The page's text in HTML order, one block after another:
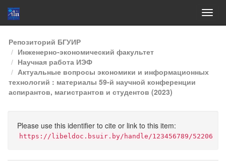
Skip
navigation
Репозиторий БГУИР
Инженерно-экономический факультет
Научная работа ИЭФ
Актуальные вопросы экономики и информационных
технологий : материалы 59-й научной конференции
аспирантов, магистрантов и студентов (2023)
Please use this identifier to cite or link to this item:
https://libeldoc.bsuir.by/handle/123456789/52206